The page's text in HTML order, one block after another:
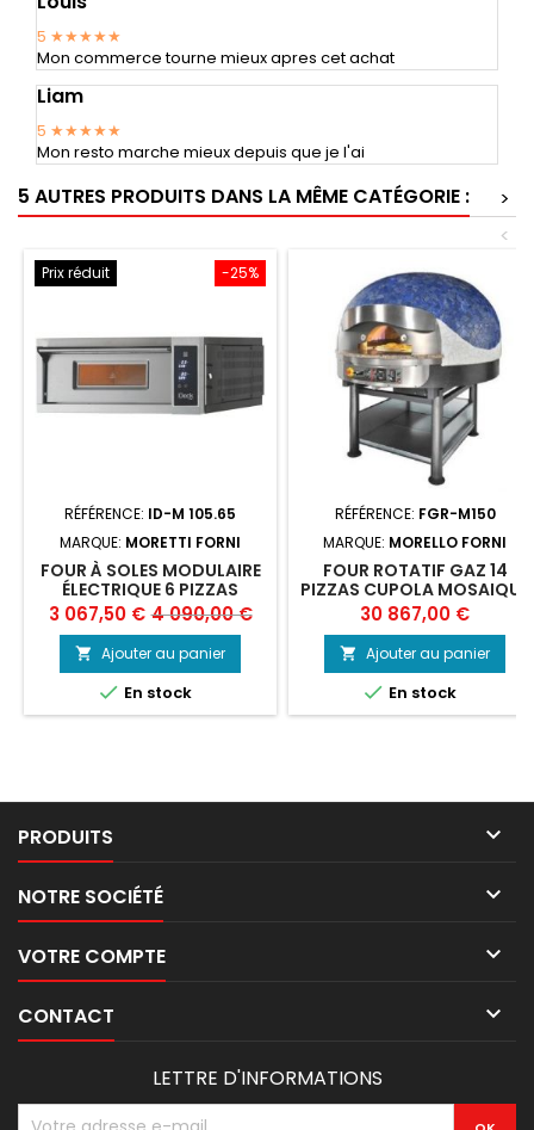
5 ★★★★★
Mon commerce tourne mieux apres cet achat
Liam
5 ★★★★★
Mon resto marche mieux depuis que je l'ai
5 AUTRES PRODUITS DANS LA MÊME CATÉGORIE :
>
<
-25%
Prix réduit
RÉFÉRENCE: ID-M 105.65
MARQUE: MORETTI FORNI
FOUR À SOLES MODULAIRE
ÉLECTRIQUE 6 PIZZAS
DIGITAL LARGE
PROFESSIONNEL
Prix
3 067,50 € Prix
de
base
4 090,00 €
 Ajouter au panier
 En stock
RÉFÉRENCE: FGR-M150
MARQUE: MORELLO FORNI
FOUR ROTATIF GAZ 14
PIZZAS CUPOLA MOSAIQUE
Prix
30 867,00 €
 Ajouter au panier
 En stock
PRODUITS 
NOTRE SOCIÉTÉ 
VOTRE COMPTE 
CONTACT 
LETTRE D'INFORMATIONS